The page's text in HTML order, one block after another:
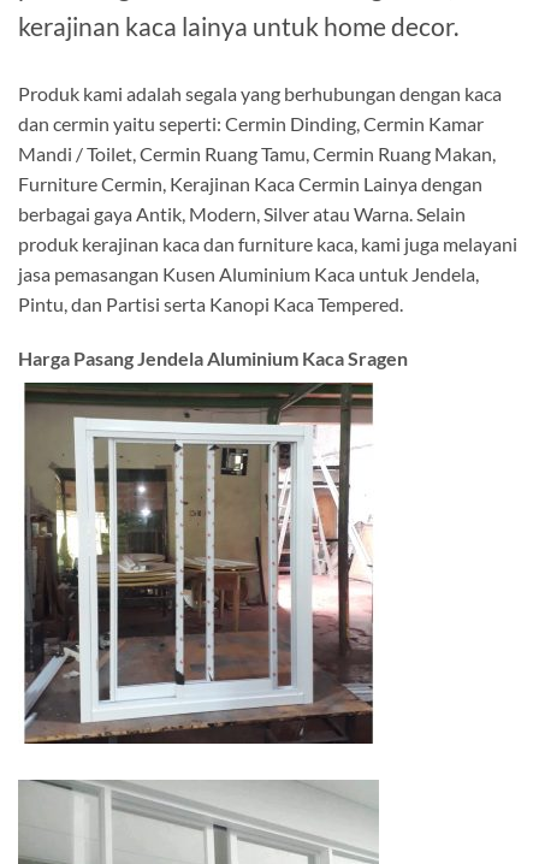
kerajinan kaca lainya untuk home decor.
Produk kami adalah segala yang berhubungan dengan kaca
dan cermin yaitu seperti: Cermin Dinding, Cermin Kamar
Mandi / Toilet, Cermin Ruang Tamu, Cermin Ruang Makan,
Furniture Cermin, Kerajinan Kaca Cermin Lainya dengan
berbagai gaya Antik, Modern, Silver atau Warna. Selain
produk kerajinan kaca dan furniture kaca, kami juga melayani
jasa pemasangan Kusen Aluminium Kaca untuk Jendela,
Pintu, dan Partisi serta Kanopi Kaca Tempered.
Harga Pasang Jendela Aluminium Kaca Sragen